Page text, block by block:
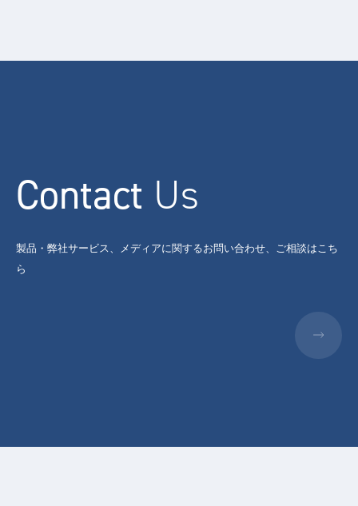
Contact Us
製品・弊社サービス、メディアに関するお問い合わせ、ご相談はこち
ら